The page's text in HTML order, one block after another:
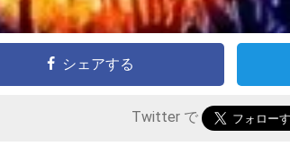
シェアする
Twitter で